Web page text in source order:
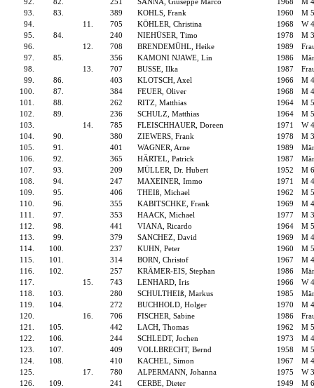
93.
83. 389 KOHLS, Frank 1960
M
94.
11. 705 KÖHLER, Christina 1968
W
95.
84. 240 NIEHÜSER, Timo 1978
M
96.
12. 708 BRENDEMÜHL, Heike 1989
97.
85. 356 KAMONI NJAWE, Lin 1986
98.
13. 707 BUSSE, Ilka 1987
99.
86. 403 KLOTSCH, Axel 1966
M
100.
87. 384 FEUER, Oliver 1968
M
101.
88. 262 RITZ, Matthias 1964
M
102.
89. 236 SCHULZ, Matthias 1964
M
103.
14. 785 FLEISCHHAUER, Doreen 1971
W
104.
90. 380 ZIEWERS, Frank 1978
M
105.
91. 401 WAGNER, Arne 1989
106.
92. 365 HÄRTEL, Patrick 1987
107.
93. 209 MÜLLER, Dr. Hubert 1952
M
108.
94. 247 MAXEINER, Immo 1971
M
109.
95. 406 THEIß, Michael 1962
M
110.
96. 355 KABITSCHKE, Frank 1969
M
111.
97. 353 HAACK, Michael 1977
M
112.
98. 441 VIANA, Ricardo 1964
M
113.
99. 379 SANCHEZ, David 1969
M
114.
100. 237 KUHN, Peter 1960
M
115.
101. 314 BORN, Christof 1967
M
116.
102. 257 KRÄMER-EIS, Stephan 1986
117.
15. 743 LENHARD, Iris 1966
W
118.
103. 280 SCHULTHEIß, Markus 1985
119.
104. 272 BUCHHOLD, Holger 1970
M
120.
16. 706 FISCHER, Sabine 1986
121.
105. 442 LACH, Thomas 1962
M
122.
106. 244 SCHLEDT, Jochen 1973
M
123.
107. 409 VOLLBRECHT, Bernd 1958
M
124.
108. 410 KACHEL, Simon 1967
M
125.
17. 780 ALPERMANN, Johanna 1975
W
126.
109. 241 CERBE, Dieter 1949
M